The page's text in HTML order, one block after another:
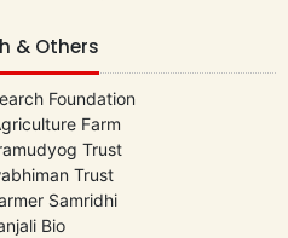
& Others
Foundation
Farm
Trust
Trust
Samridhi
Bio